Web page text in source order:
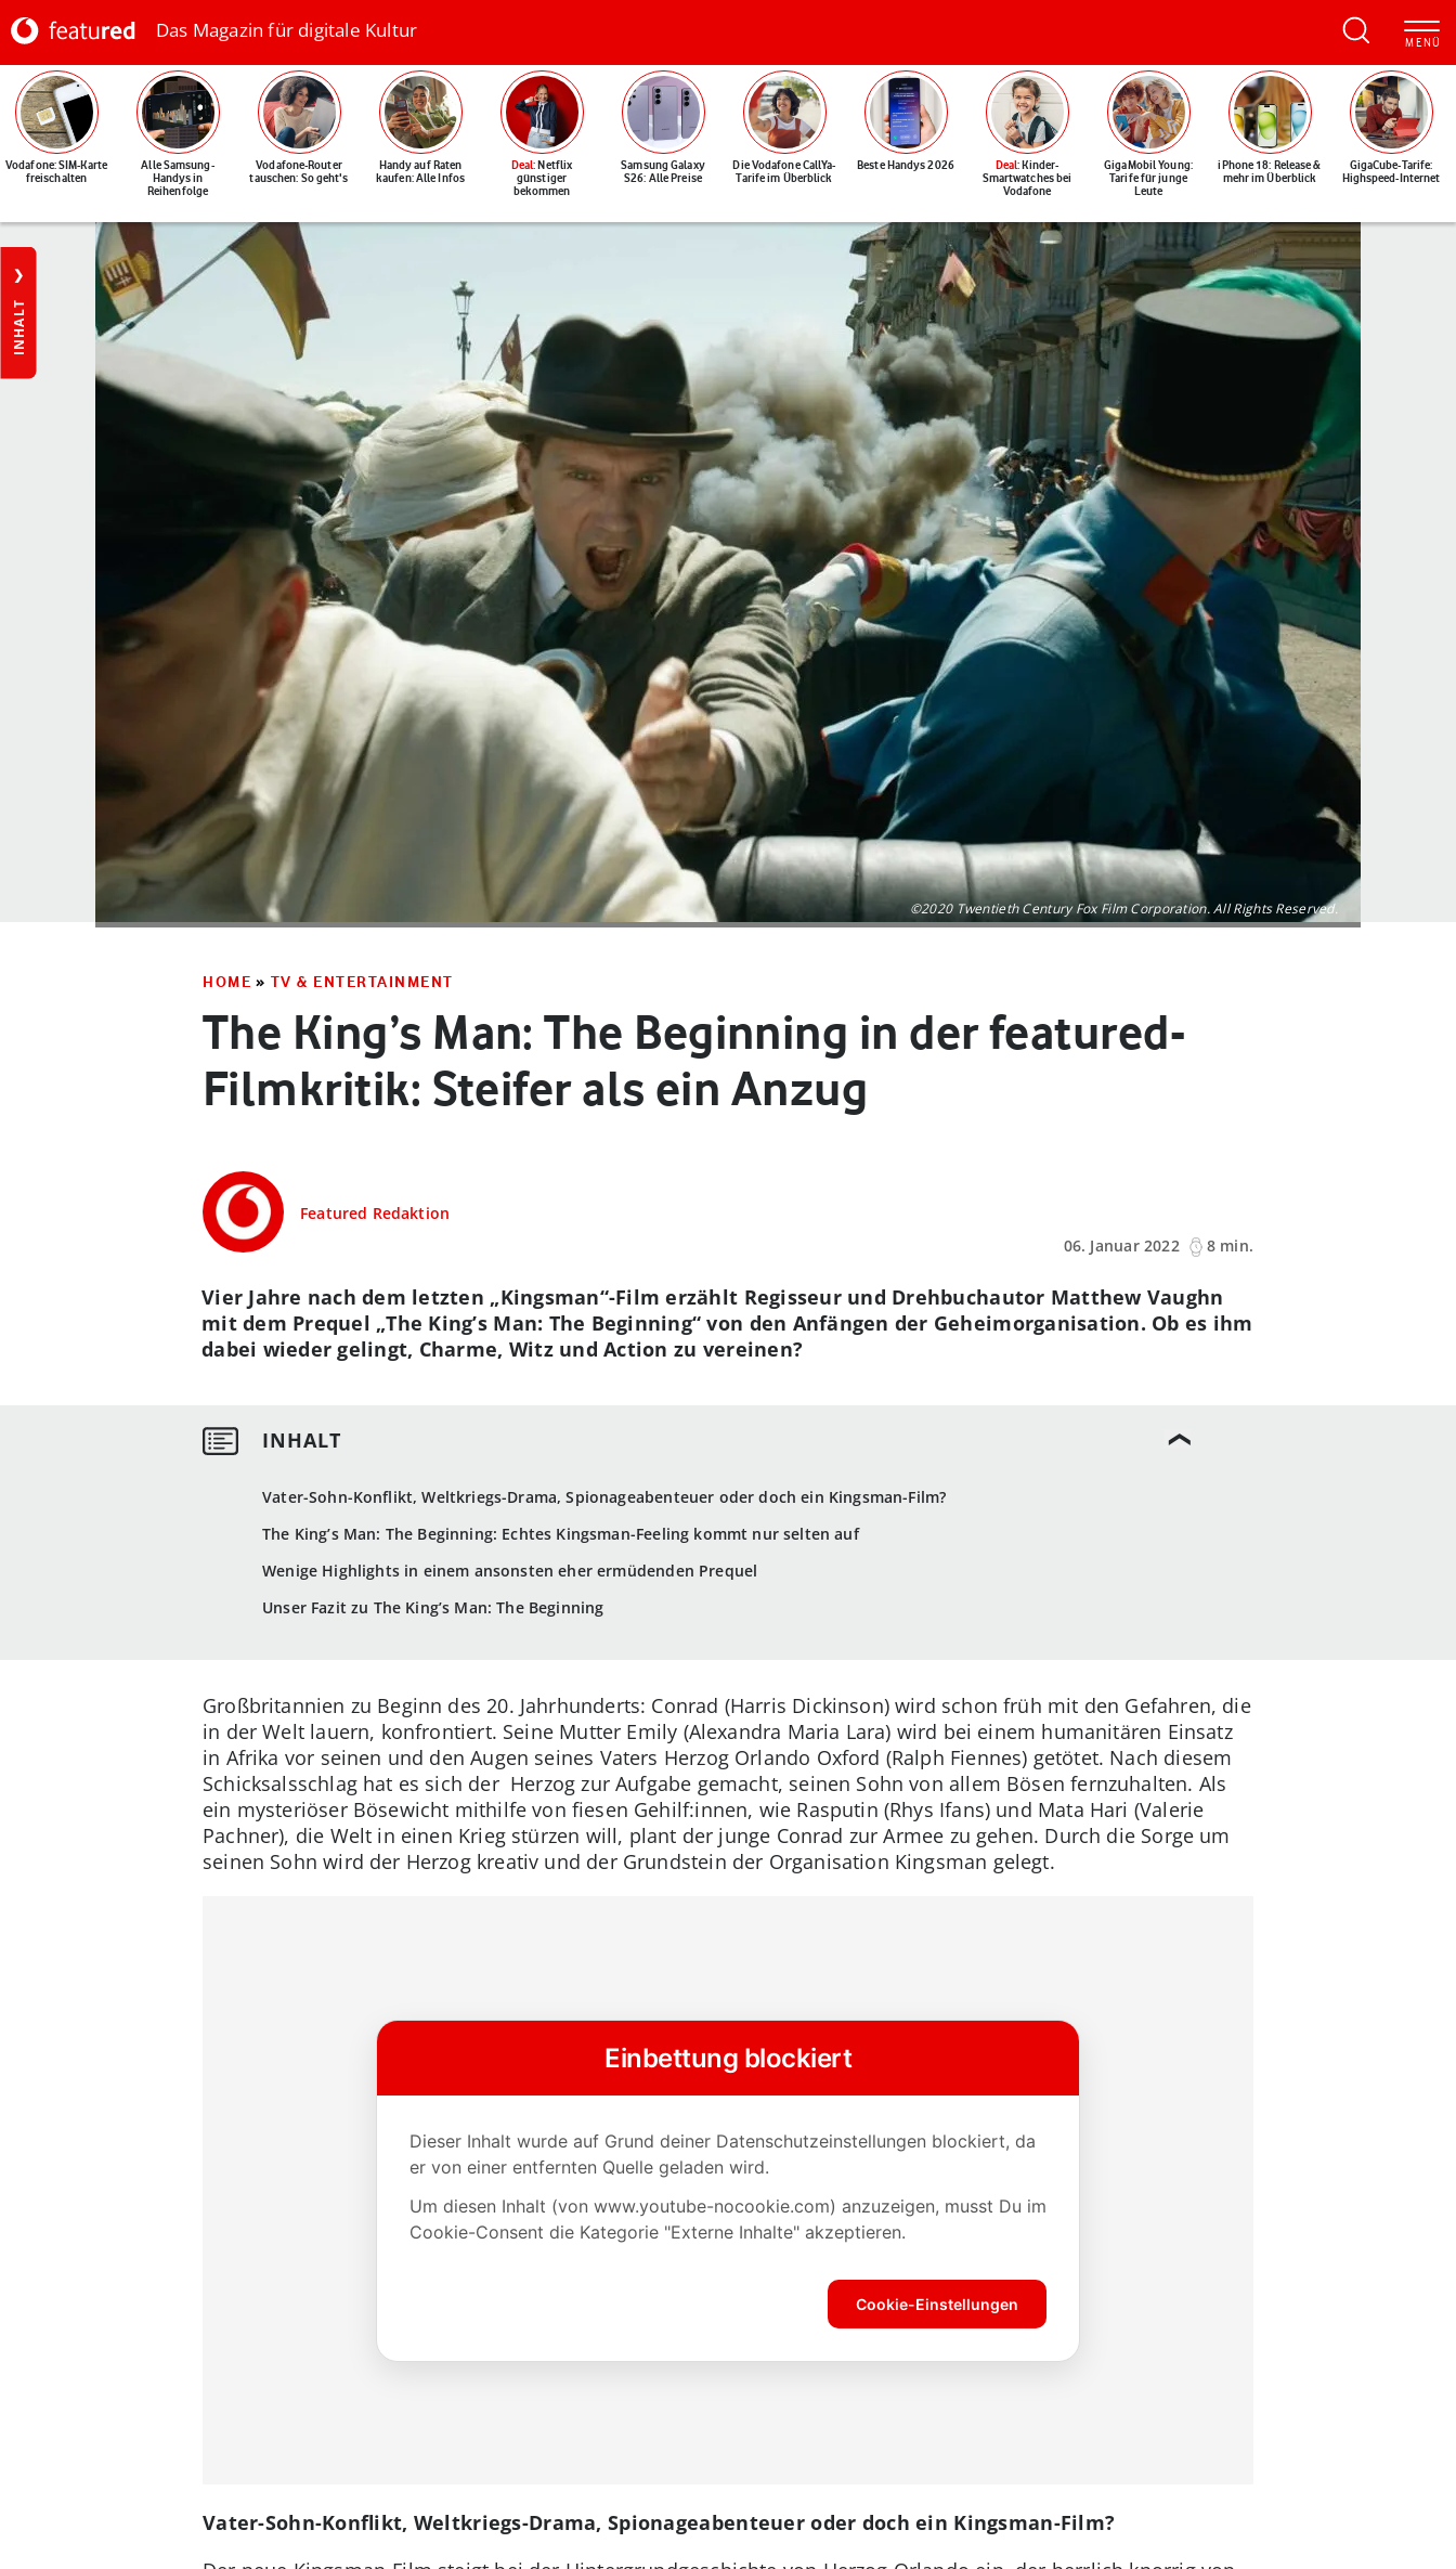
Das Magazin für digitale Kultur
Vodafone: SIM-Karte
freischalten
Alle Samsung-
Handys in
Reihenfolge
Vodafone-Router
tauschen: So geht's
Handy auf Raten
kaufen: Alle Infos
Deal: Netflix
günstiger
bekommen
Samsung Galaxy
S26: Alle Preise
Die Vodafone CallYa-
Tarife im Überblick
Beste Handys 2026 Deal: Kinder-
Smartwatches bei
Vodafone
GigaMobil Young:
Tarife für junge
Leute
iPhone 18: Release &
mehr im Überblick
GigaCube-Tarife:
Highspeed-Internet
INHALT
©2020 Twentieth Century Fox Film Corporation. All Rights Reserved.
HOME » TV & ENTERTAINMENT
The King’s Man: The Beginning in der featured-
Filmkritik: Steifer als ein Anzug
Featured Redaktion
06. Januar 2022
8 min.
Vater-Sohn-Konflikt, Weltkriegs-Drama, Spionageabenteuer oder doch ein Kingsman-Film?
The King’s Man: The Beginning: Echtes Kingsman-Feeling kommt nur selten auf
Wenige Highlights in einem ansonsten eher ermüdenden Prequel
Unser Fazit zu The King’s Man: The Beginning
Vier Jahre nach dem letzten „Kingsman“-Film erzählt Regisseur und Drehbuchautor Matthew Vaughn
mit dem Prequel „The King’s Man: The Beginning“ von den Anfängen der Geheimorganisation. Ob es ihm
dabei wieder gelingt, Charme, Witz und Action zu vereinen?
Großbritannien zu Beginn des 20. Jahrhunderts: Conrad (Harris Dickinson) wird schon früh mit den Gefahren, die
in der Welt lauern, konfrontiert. Seine Mutter Emily (Alexandra Maria Lara) wird bei einem humanitären Einsatz
in Afrika vor seinen und den Augen seines Vaters Herzog Orlando Oxford (Ralph Fiennes) getötet. Nach diesem
Schicksalsschlag hat es sich der Herzog zur Aufgabe gemacht, seinen Sohn von allem Bösen fernzuhalten. Als
ein mysteriöser Bösewicht mithilfe von fiesen Gehilf:innen, wie Rasputin (Rhys Ifans) und Mata Hari (Valerie
Pachner), die Welt in einen Krieg stürzen will, plant der junge Conrad zur Armee zu gehen. Durch die Sorge um
seinen Sohn wird der Herzog kreativ und der Grundstein der Organisation Kingsman gelegt.
Vater-Sohn-Konflikt, Weltkriegs-Drama, Spionageabenteuer oder doch ein Kingsman-Film?